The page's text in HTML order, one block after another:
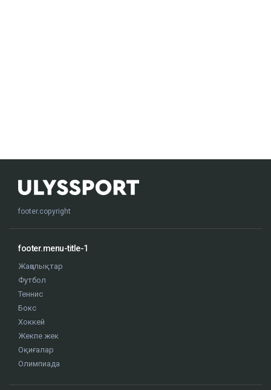
footer.copyright
footer.menu-title-1
Жаңалықтар
Футбол
Теннис
Бокс
Хоккей
Жекпе жек
Оқиғалар
Олимпиада